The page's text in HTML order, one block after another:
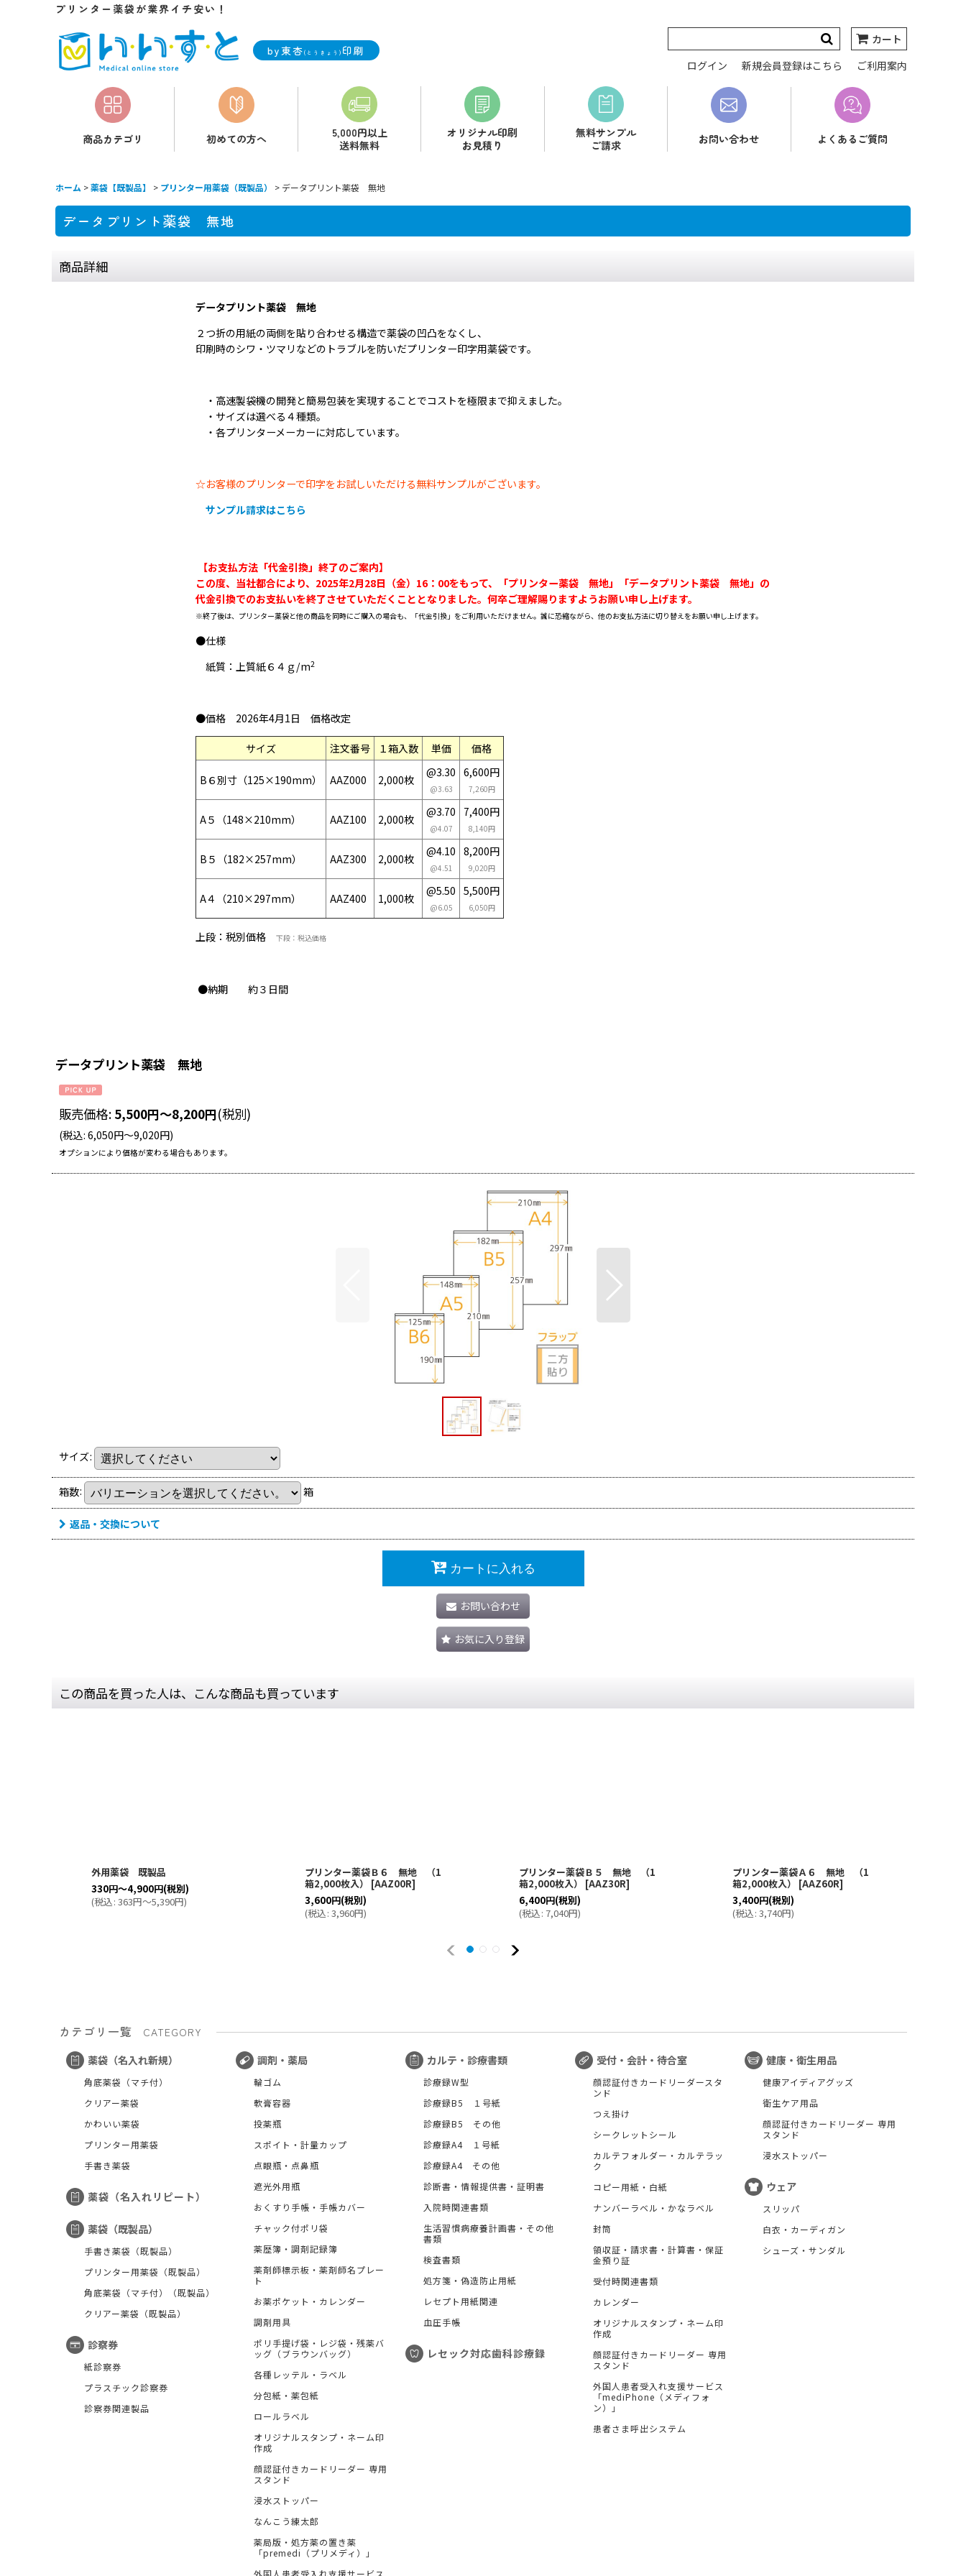
プリンター薬袋が業界イチ安い！
by東杏 (とうきょう) 印刷
カート
ログイン
新規会員登録はこちら ご利用案内
商品カテゴリ 初めての方へ
5,000円以上
送料無料
オリジナル印刷
お見積り
無料サンプル
ご請求
お問い合わせ よくあるご質問
ホーム >薬袋【既製品】 > プリンター用薬袋（既製品） > データプリント薬袋 無地
データプリント薬袋 無地
商品詳細
データプリント薬袋 無地
２つ折の用紙の両側を貼り合わせる構造で薬袋の凹凸をなくし、
印刷時のシワ・ツマリなどのトラブルを防いだプリンター印字用薬袋です。
・高速製袋機の開発と簡易包装を実現することでコストを極限まで抑えました。
・サイズは選べる４種類。
・各プリンターメーカーに対応しています。
☆お客様のプリンターで印字をお試しいただける無料サンプルがございます。
サンプル請求はこちら
【お支払方法「代金引換」終了のご案内】
この度、当社都合により、2025年2月28日（金）16：00をもって、「プリンター薬袋 無地」「データプリント薬袋 無地」の
代金引換でのお支払いを終了させていただくこととなりました。 何卒ご理解賜りますようお願い申し上げます。
※終了後は、プリンター薬袋と他の商品を同時にご購入の場合も、「代金引換」をご利用いただけません。誠に恐縮ながら、他のお支払方法に切り替えをお願い申し上げます。
●仕様
紙質：上質紙６４ｇ/m2
●価格 2026年4月1日 価格改定
サイズ 注文番号 １箱入数 単価 価格
B６別寸（125×190mm） AAZ000 2,000枚
@3.30
@3.63
6,600円
7,260円
A５（148×210mm） AAZ100 2,000枚
@3.70
@4.07
7,400円
8,140円
B５（182×257mm） AAZ300 2,000枚
@4.10
@4.51
8,200円
9,020円
A４（210×297mm） AAZ400 1,000枚
@5.50
@6.05
5,500円
6,050円
上段：税別価格 下段：税込価格
●納期 約３日間
データプリント薬袋 無地
販売価格: 5,500円～8,200円(税別)
(税込: 6,050円～9,020円)
オプションにより価格が変わる場合もあります。
サイズ:
箱数: 箱
返品・交換について
カートに入れる
お問い合わせ
お気に入り登録
この商品を買った人は、こんな商品も買っています
外用薬袋 既製品
330円～4,900円(税別)
(税込: 363円～5,390円)
プリンター薬袋Ｂ６ 無地 （1
箱2,000枚入）
[AAZ00R]
3,600円(税別)
(税込: 3,960円)
プリンター薬袋Ｂ５ 無地 （1
箱2,000枚入）
[AAZ30R]
6,400円(税別)
(税込: 7,040円)
プリンター薬袋Ａ６ 無地 （1
箱2,000枚入）
[AAZ60R]
3,400円(税別)
(税込: 3,740円)
カテゴリ一覧
CATEGORY
薬袋（名入れ新規）
角底薬袋（マチ付）
クリアー薬袋
かわいい薬袋
プリンター用薬袋
手書き薬袋
薬袋（名入れリピート）
薬袋（既製品）
手書き薬袋（既製品）
プリンター用薬袋（既製品）
角底薬袋（マチ付）（既製品）
クリアー薬袋（既製品）
診察券
紙診察券
プラスチック診察券
診察券関連製品
調剤・薬局
輪ゴム
軟膏容器
投薬瓶
スポイト・計量カップ
点眼瓶・点鼻瓶
遮光外用瓶
おくすり手帳・手帳カバー
チャック付ポリ袋
薬歴簿・調剤記録簿
薬剤師標示板・薬剤師名プレー
ト
お薬ポケット・カレンダー
調剤用具
ポリ手提げ袋・レジ袋・残薬バ
ッグ（ブラウンバッグ）
各種レッテル・ラベル
分包紙・薬包紙
ロールラベル
オリジナルスタンプ・ネーム印
作成
顔認証付きカードリーダー 専用
スタンド
浸水ストッパー
なんこう練太郎
薬局版・処方薬の置き薬
「premedi（プリメディ）」
外国人患者受入れ支援サービス
カルテ・診療書類
診療録W型
診療録B5 １号紙
診療録B5 その他
診療録A4 １号紙
診療録A4 その他
診断書・情報提供書・証明書
入院時関連書類
生活習慣病療養計画書・その他
書類
検査書類
処方箋・偽造防止用紙
レセプト用紙関連
血圧手帳
レセック対応歯科診療録
受付・会計・待合室
顔認証付きカードリーダースタ
ンド
つえ掛け
シークレットシール
カルテフォルダー・カルテラッ
ク
コピー用紙・白紙
ナンバーラベル・かなラベル
封筒
領収証・請求書・計算書・保証
金預り証
受付時関連書類
カレンダー
オリジナルスタンプ・ネーム印
作成
顔認証付きカードリーダー 専用
スタンド
外国人患者受入れ支援サービス
「mediPhone（メディフォ
ン）」
患者さま呼出システム
健康・衛生用品
健康アイディアグッズ
衛生ケア用品
顔認証付きカードリーダー 専用
スタンド
浸水ストッパー
ウェア
スリッパ
白衣・カーディガン
シューズ・サンダル